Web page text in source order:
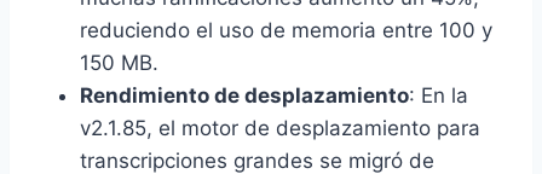
reduciendo el uso de memoria entre 100 y
150 MB.
Rendimiento de desplazamiento: En la
v2.1.85, el motor de desplazamiento para
transcripciones grandes se migró de